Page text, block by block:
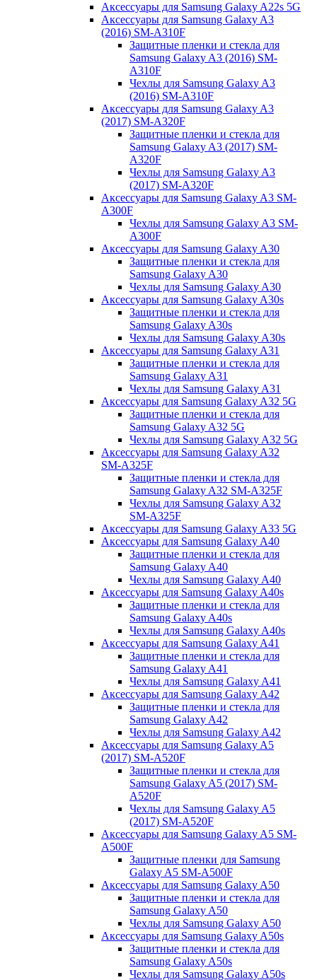
Аксессуары для Samsung Galaxy A22s 5G
Аксессуары для Samsung Galaxy A3
(2016) SM-A310F
Защитные пленки и стекла для
Samsung Galaxy A3 (2016) SM-
A310F
Чехлы для Samsung Galaxy A3
(2016) SM-A310F
Аксессуары для Samsung Galaxy A3
(2017) SM-A320F
Защитные пленки и стекла для
Samsung Galaxy A3 (2017) SM-
A320F
Чехлы для Samsung Galaxy A3
(2017) SM-A320F
Аксессуары для Samsung Galaxy A3 SM-
A300F
Чехлы для Samsung Galaxy A3 SM-
A300F
Аксессуары для Samsung Galaxy A30
Защитные пленки и стекла для
Samsung Galaxy A30
Чехлы для Samsung Galaxy A30
Аксессуары для Samsung Galaxy A30s
Защитные пленки и стекла для
Samsung Galaxy A30s
Чехлы для Samsung Galaxy A30s
Аксессуары для Samsung Galaxy A31
Защитные пленки и стекла для
Samsung Galaxy A31
Чехлы для Samsung Galaxy A31
Аксессуары для Samsung Galaxy A32 5G
Защитные пленки и стекла для
Samsung Galaxy A32 5G
Чехлы для Samsung Galaxy A32 5G
Аксессуары для Samsung Galaxy A32
SM-A325F
Защитные пленки и стекла для
Samsung Galaxy A32 SM-A325F
Чехлы для Samsung Galaxy A32
SM-A325F
Аксессуары для Samsung Galaxy A33 5G
Аксессуары для Samsung Galaxy A40
Защитные пленки и стекла для
Samsung Galaxy A40
Чехлы для Samsung Galaxy A40
Аксессуары для Samsung Galaxy A40s
Защитные пленки и стекла для
Samsung Galaxy A40s
Чехлы для Samsung Galaxy A40s
Аксессуары для Samsung Galaxy A41
Защитные пленки и стекла для
Samsung Galaxy A41
Чехлы для Samsung Galaxy A41
Аксессуары для Samsung Galaxy A42
Защитные пленки и стекла для
Samsung Galaxy A42
Чехлы для Samsung Galaxy A42
Аксессуары для Samsung Galaxy A5
(2017) SM-A520F
Защитные пленки и стекла для
Samsung Galaxy A5 (2017) SM-
A520F
Чехлы для Samsung Galaxy A5
(2017) SM-A520F
Аксессуары для Samsung Galaxy A5 SM-
A500F
Защитные пленки для Samsung
Galaxy A5 SM-A500F
Аксессуары для Samsung Galaxy A50
Защитные пленки и стекла для
Samsung Galaxy A50
Чехлы для Samsung Galaxy A50
Аксессуары для Samsung Galaxy A50s
Защитные пленки и стекла для
Samsung Galaxy A50s
Чехлы для Samsung Galaxy A50s